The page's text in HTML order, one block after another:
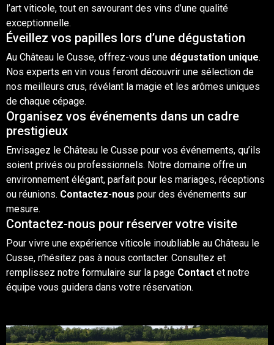
l’art viticole, tout en savourant des vins d’une qualité
exceptionnelle.
Éveillez vos papilles lors d’une dégustation
Au Château le Cusse, offrez-vous une dégustation unique.
Nos experts en vin vous feront découvrir une sélection de
nos meilleurs crus, révélant la magie et les arômes uniques
de chaque cépage.
Organisez vos événements dans un cadre
prestigieux
Envisagez le Château le Cusse pour vos événements, qu’ils
soient privés ou professionnels. Notre domaine offre un
environnement élégant, parfait pour les mariages, réceptions
ou réunions. Contactez-nous pour des événements sur
mesure.
Contactez-nous pour réserver votre visite
Pour vivre une expérience viticole inoubliable au Château le
Cusse, n’hésitez pas à nous contacter. Consultez et
remplissez notre formulaire sur la page Contact et notre
équipe vous guidera dans votre réservation.